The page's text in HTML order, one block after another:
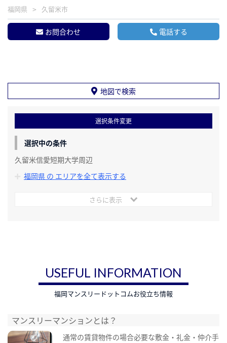
福岡県 久留米市
お問合わせ 電話する
地図で検索
選択条件変更
選択中の条件
久留米信愛短期大学周辺
福岡県 の エリアを全て表示する
さらに表示
USEFUL INFORMATION
福岡マンスリードットコムお役立ち情報
マンスリーマンションとは？
通常の賃貸物件の場合必要な敷金・礼金・仲介手